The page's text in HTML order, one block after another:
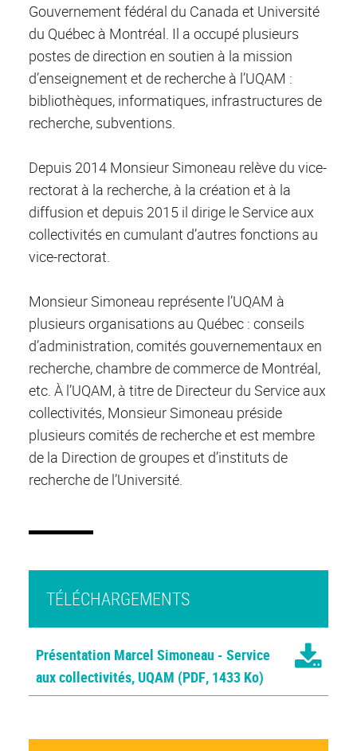
Gouvernement fédéral du Canada et Université
du Québec à Montréal. Il a occupé plusieurs
postes de direction en soutien à la mission
d’enseignement et de recherche à l’UQAM :
bibliothèques, informatiques, infrastructures de
recherche, subventions.
Depuis 2014 Monsieur Simoneau relève du vice-
rectorat à la recherche, à la création et à la
diffusion et depuis 2015 il dirige le Service aux
collectivités en cumulant d’autres fonctions au
vice-rectorat.
Monsieur Simoneau représente l’UQAM à
plusieurs organisations au Québec : conseils
d’administration, comités gouvernementaux en
recherche, chambre de commerce de Montréal,
etc. À l’UQAM, à titre de Directeur du Service aux
collectivités, Monsieur Simoneau préside
plusieurs comités de recherche et est membre
de la Direction de groupes et d’instituts de
recherche de l’Université.
TÉLÉCHARGEMENTS
Présentation Marcel Simoneau - Service
aux collectivités, UQAM (PDF, 1433 Ko)